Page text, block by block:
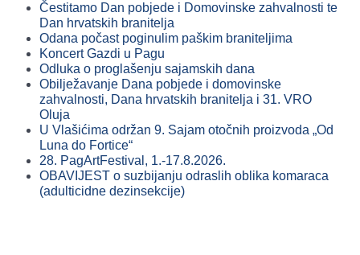
Čestitamo Dan pobjede i Domovinske zahvalnosti te
Dan hrvatskih branitelja
Odana počast poginulim paškim braniteljima
Koncert Gazdi u Pagu
Odluka o proglašenju sajamskih dana
Obilježavanje Dana pobjede i domovinske
zahvalnosti, Dana hrvatskih branitelja i 31. VRO
Oluja
U Vlašićima održan 9. Sajam otočnih proizvoda „Od
Luna do Fortice“
28. PagArtFestival, 1.-17.8.2026.
OBAVIJEST o suzbijanju odraslih oblika komaraca
(adulticidne dezinsekcije)